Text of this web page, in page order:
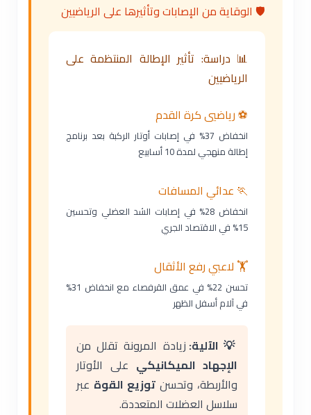
🛡️ الوقاية من الإصابات وتأثيرها على الرياضيين
📊 دراسة: تأثير الإطالة المنتظمة على
الرياضيين
⚽ رياضيي كرة القدم
انخفاض 37% في إصابات أوتار الركبة بعد برنامج
إطالة منهجي لمدة 10 أسابيع
🏃 عدائي المسافات
انخفاض 28% في إصابات الشد العضلي وتحسين
15% في الاقتصاد الجري
🏋️ لاعبي رفع الأثقال
تحسن 22% في عمق القرفصاء مع انخفاض 31%
في آلام أسفل الظهر
💡 الآلية: زيادة المرونة تقلل من
الإجهاد الميكانيكي على الأوتار
والأربطة، وتحسن توزيع القوة عبر
سلاسل العضلات المتعددة.